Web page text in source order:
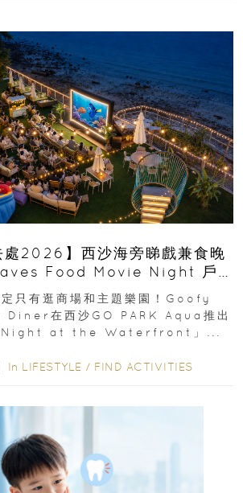
處2026】西沙海旁睇戲兼食晚
Food Movie Night 戶
場
定只有逛商場和主題樂園！Goofy
在西沙GO PARK Aqua推出
Night at the Waterfront」...
In LIFESTYLE / FIND ACTIVITIES